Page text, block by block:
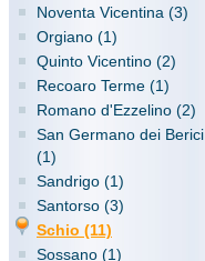
Noventa Vicentina (3)
Orgiano (1)
Quinto Vicentino (2)
Recoaro Terme (1)
Romano d'Ezzelino (2)
San Germano dei Berici
(1)
Sandrigo (1)
Santorso (3)
Schio (11)
Sossano (1)